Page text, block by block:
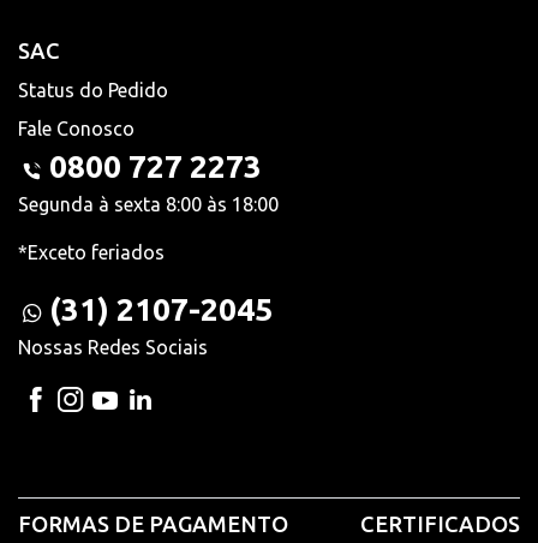
SAC
Status do Pedido
Fale Conosco
0800 727 2273
Segunda à sexta 8:00 às 18:00
*Exceto feriados
(31) 2107-2045
Nossas Redes Sociais
FORMAS DE PAGAMENTO CERTIFICADOS